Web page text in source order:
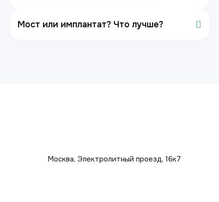
Мост или имплантат? Что лучше?
Москва, Электролитный проезд, 16к7